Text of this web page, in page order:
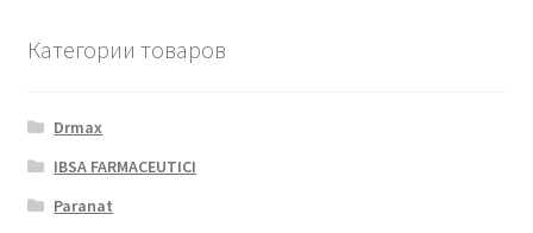
Категории товаров
Drmax
IBSA FARMACEUTICI
Paranat